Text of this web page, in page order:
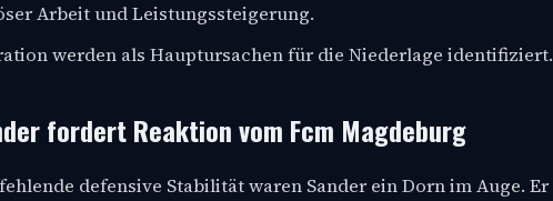
Arbeit und Leistungssteigerung.
werden als Hauptursachen für die Niederlage identifiziert.
fordert Reaktion vom Fcm Magdeburg
defensive Stabilität waren Sander ein Dorn im Auge. Er